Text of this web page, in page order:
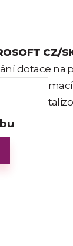
CZ/
dotace na
informací
a